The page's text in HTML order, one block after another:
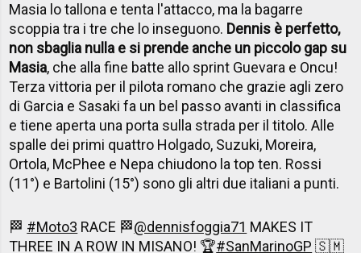
Masia lo tallona e tenta l'attacco, ma la bagarre
scoppia tra i tre che lo inseguono. Dennis è perfetto,
non sbaglia nulla e si prende anche un piccolo gap su
Masia, che alla fine batte allo sprint Guevara e Oncu!
Terza vittoria per il pilota romano che grazie agli zero
di Garcia e Sasaki fa un bel passo avanti in classifica
e tiene aperta una porta sulla strada per il titolo. Alle
spalle dei primi quattro Holgado, Suzuki, Moreira,
Ortola, McPhee e Nepa chiudono la top ten. Rossi
(11°) e Bartolini (15°) sono gli altri due italiani a punti.
🏁 #Moto3 RACE 🏁@dennisfoggia71 MAKES IT
THREE IN A ROW IN MISANO! 🏆#SanMarinoGP 🇸🇲